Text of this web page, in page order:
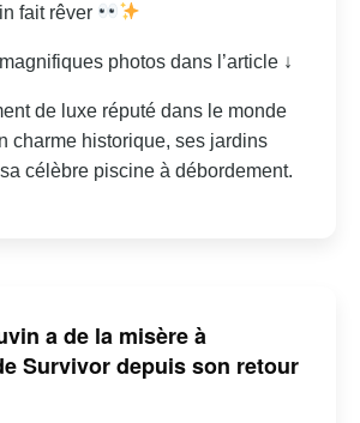
fait rêver
photos dans l’article ↓
de luxe réputé dans le monde
charme historique, ses jardins
célèbre piscine à débordement.
a de la misère à
Survivor depuis son retour